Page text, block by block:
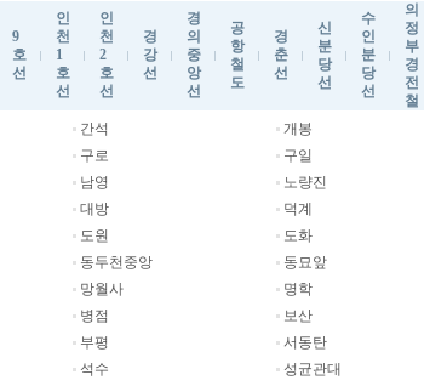
9
호
선
인
천
1
호
선
인
천
2
호
선
경
강
선
경
의
중
앙
선
공
항
철
도
경
춘
선
신
분
당
선
수
인
분
당
선
의
정
부
경
전
철
간석 개봉
구로 구일
남영 노량진
대방 덕계
도원 도화
동두천중앙 동묘앞
망월사 명학
병점 보산
부평 서동탄
석수 성균관대